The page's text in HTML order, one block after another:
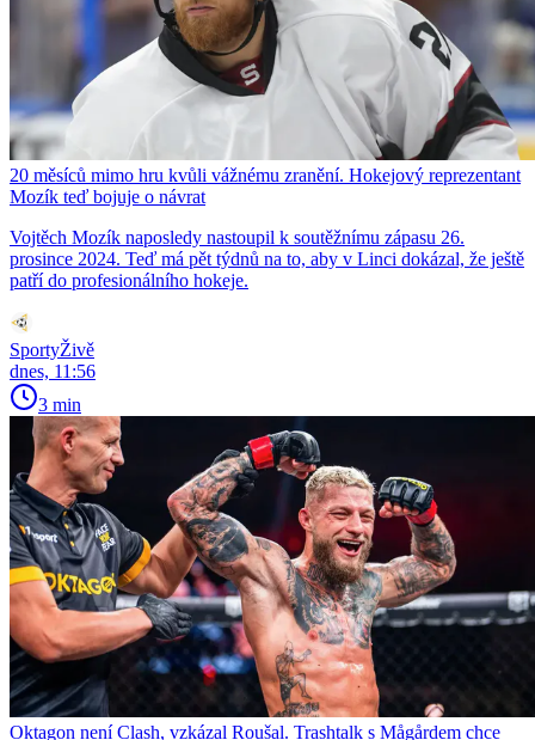
20 měsíců mimo hru kvůli vážnému zranění. Hokejový reprezentant
Mozík teď bojuje o návrat
Vojtěch Mozík naposledy nastoupil k soutěžnímu zápasu 26.
prosince 2024. Teď má pět týdnů na to, aby v Linci dokázal, že ještě
patří do profesionálního hokeje.
SportyŽivě
dnes, 11:56
3 min
Oktagon není Clash, vzkázal Roušal. Trashtalk s Mågårdem chce